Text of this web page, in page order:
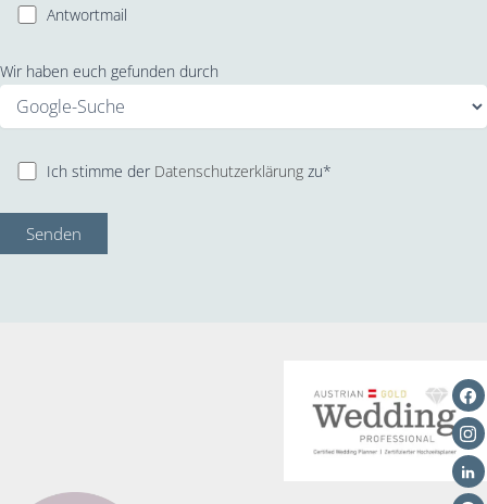
Antwortmail
Wir haben euch gefunden durch
Ich stimme der Datenschutzerklärung zu*